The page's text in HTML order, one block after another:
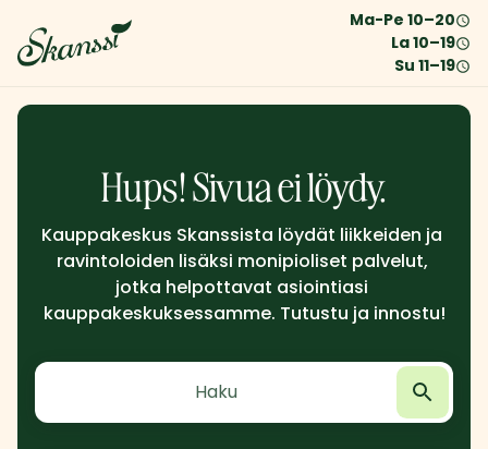
Ma-Pe 10–20
La10–19
Su 11–19
Hups! Sivua ei löydy.
Kauppakeskus Skanssista löydät liikkeiden ja
ravintoloiden lisäksi monipioliset palvelut,
jotka helpottavat asiointiasi
kauppakeskuksessamme. Tutustu ja innostu!